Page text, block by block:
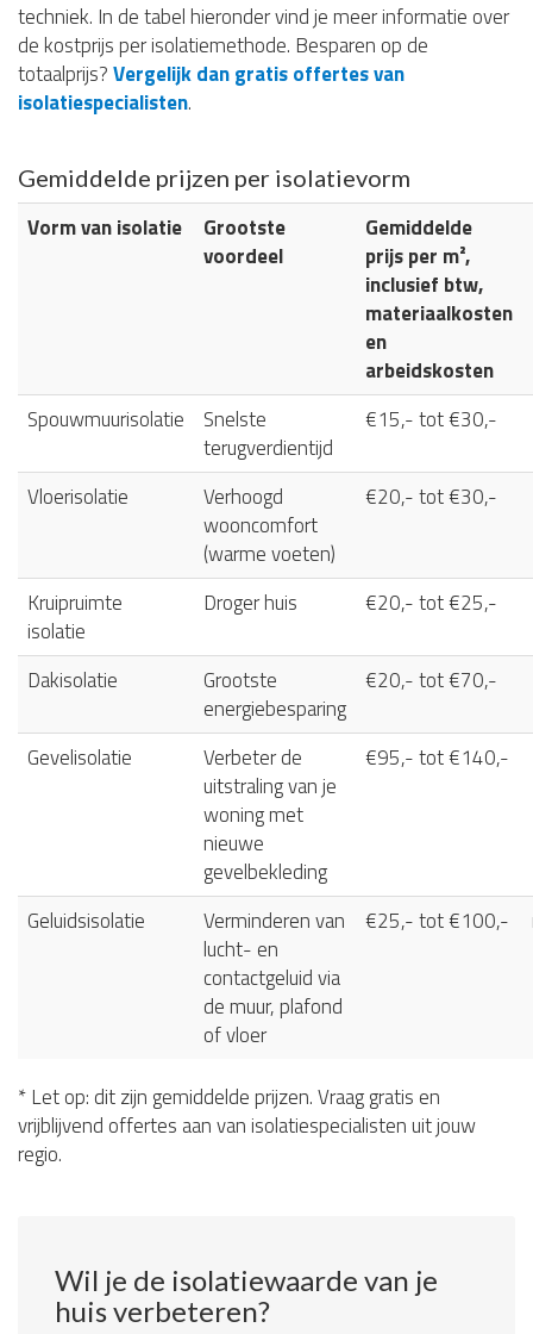
techniek. In de tabel hieronder vind je meer informatie over
de kostprijs per isolatiemethode. Besparen op de
totaalprijs?Vergelijk dan gratis offertes van
isolatiespecialisten.
Gemiddelde prijzen per isolatievorm
Vorm van isolatie
Grootste
voordeel
Gemiddelde
prijs per m²,
inclusief btw,
materiaalkosten
en
arbeidskosten
Spouwmuurisolatie
Snelste
terugverdientijd
€15,- tot €30,-
Vloerisolatie
Verhoogd
wooncomfort
(warme voeten)
€20,- tot €30,-
Kruipruimte
isolatie
Droger huis €20,- tot €25,-
Dakisolatie
Grootste
energiebesparing
€20,- tot €70,-
Gevelisolatie
Verbeter de
uitstraling van je
woning met
nieuwe
gevelbekleding
€95,- tot €140,-
Geluidsisolatie
Verminderen van
lucht- en
contactgeluid via
de muur, plafond
of vloer
€25,- tot €100,-
* Let op: dit zijn gemiddelde prijzen. Vraag gratis en
vrijblijvend offertes aan van isolatiespecialisten uit jouw
regio.
Wil je de isolatiewaarde van je
huis verbeteren?